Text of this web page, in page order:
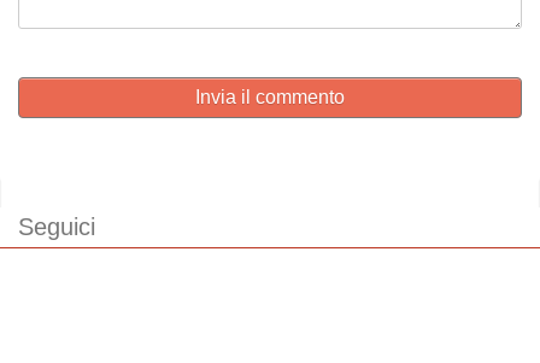
Invia il commento
Seguici